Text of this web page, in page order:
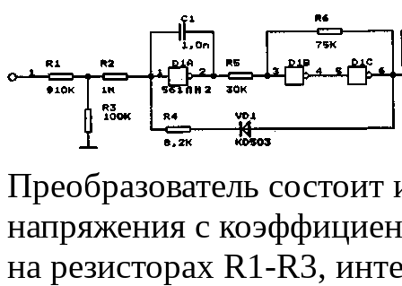
Преобразователь состоит
напряжения с
на резисторах R1-R3,